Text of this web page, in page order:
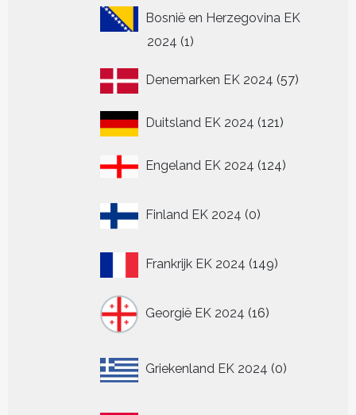
Bosnië en Herzegovina EK
2024 11
Denemarken EK 2024 5757
Duitsland EK 2024 121121
Engeland EK 2024 124124
Finland EK 2024 0
producten
Frankrijk EK 2024 149149
Georgië EK 2024 16
producten
Griekenland EK 2024 0
producten